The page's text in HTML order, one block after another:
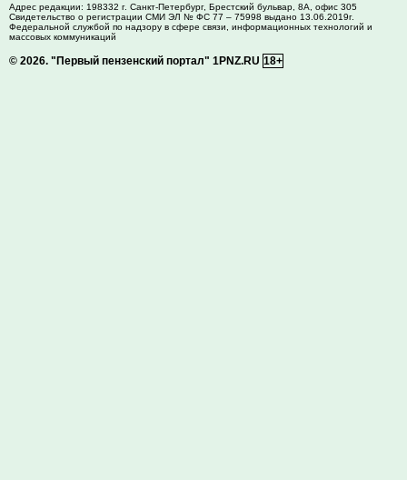
Адрес редакции: 198332 г. Санкт-Петербург, Брестский бульвар, 8А, офис 305
Свидетельство о регистрации СМИ ЭЛ № ФС 77 – 75998 выдано 13.06.2019г.
Федеральной службой по надзору в сфере связи, информационных технологий и
массовых коммуникаций
© 2026. "Первый пензенский портал" 1PNZ.RU 18+